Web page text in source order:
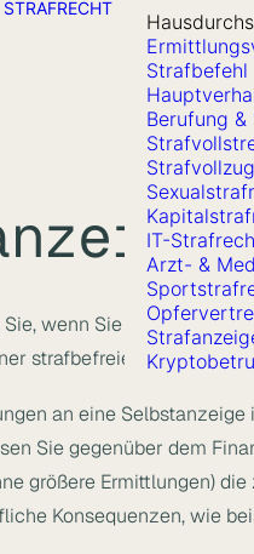
STRAFRECHT
Strafbefehl
Berufung &
Strafvollzug
IT-
Arzt- &
wenn Sie Ihre nicht
strafbefreienden
an eine Selbstanzeige
Sie gegenüber dem
größere Ermittlungen)
Konsequenzen, wie